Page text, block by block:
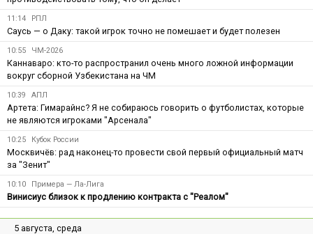
11:14 РПЛ
Саусь — о Даку: такой игрок точно не помешает и будет полезен
10:55 ЧМ-2026
Каннаваро: кто-то распространил очень много ложной информации
вокруг сборной Узбекистана на ЧМ
10:39 АПЛ
Артета: Гимарайнс? Я не собираюсь говорить о футболистах, которые
не являются игроками "Арсенала"
10:25 Кубок России
Москвичёв: рад наконец-то провести свой первый официальный матч
за "Зенит"
10:10 Примера — Ла-Лига
Винисиус близок к продлению контракта с "Реалом"
5 августа, среда